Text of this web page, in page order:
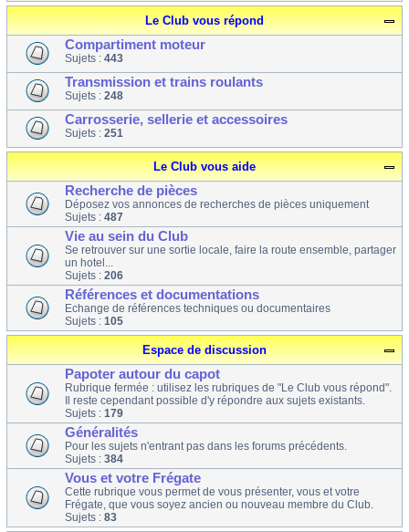
Le Club vous répond
Compartiment moteur
Sujets : 443
Transmission et trains roulants
Sujets : 248
Carrosserie, sellerie et accessoires
Sujets : 251
Le Club vous aide
Recherche de pièces
Déposez vos annonces de recherches de pièces uniquement
Sujets : 487
Vie au sein du Club
Se retrouver sur une sortie locale, faire la route ensemble, partager
un hotel...
Sujets : 206
Références et documentations
Echange de références techniques ou documentaires
Sujets : 105
Espace de discussion
Papoter autour du capot
Rubrique fermée : utilisez les rubriques de "Le Club vous répond".
Il reste cependant possible d'y répondre aux sujets existants.
Sujets : 179
Généralités
Pour les sujets n'entrant pas dans les forums précédents.
Sujets : 384
Vous et votre Frégate
Cette rubrique vous permet de vous présenter, vous et votre
Frégate, que vous soyez ancien ou nouveau membre du Club.
Sujets : 83